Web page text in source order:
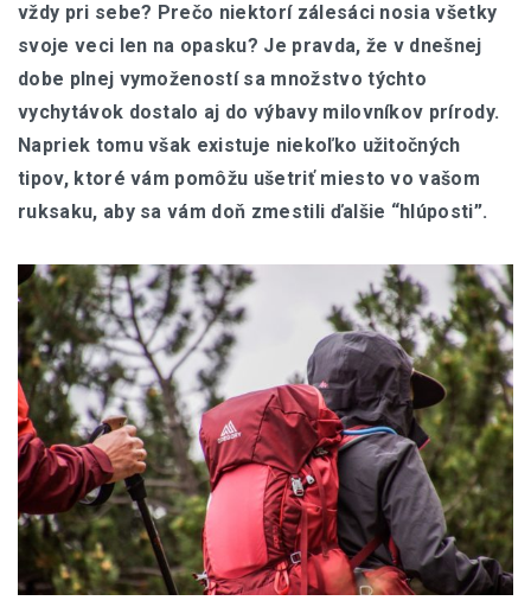
vždy pri sebe? Prečo niektorí zálesáci nosia všetky
svoje veci len na opasku? Je pravda, že v dnešnej
dobe plnej vymožeností sa množstvo týchto
vychytávok dostalo aj do výbavy milovníkov prírody.
Napriek tomu však existuje niekoľko užitočných
tipov, ktoré vám pomôžu ušetriť miesto vo vašom
ruksaku, aby sa vám doň zmestili ďalšie “hlúposti”.